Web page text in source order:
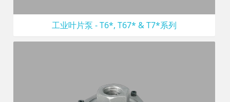
工业叶片泵 - T6*, T67* & T7*系列